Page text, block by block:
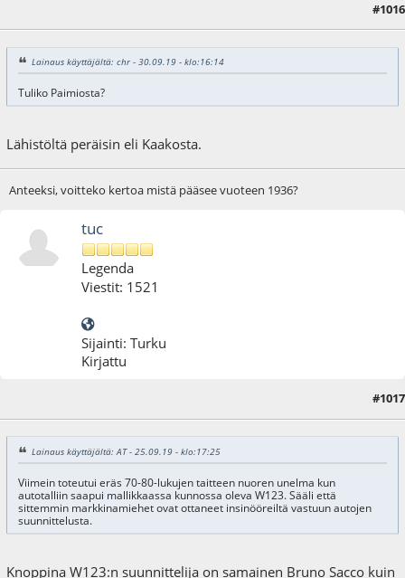
#1016
Lainaus käyttäjältä: chr - 30.09.19 - klo:16:14
Tuliko Paimiosta?
Lähistöltä peräisin eli Kaakosta.
Anteeksi, voitteko kertoa mistä pääsee vuoteen 1936?
tuc
Legenda
Viestit: 1521
Sijainti: Turku
Kirjattu
#1017
Lainaus käyttäjältä: AT - 25.09.19 - klo:17:25
Viimein toteutui eräs 70-80-lukujen taitteen nuoren unelma kun
autotalliin saapui mallikkaassa kunnossa oleva W123. Sääli että
sittemmin markkinamiehet ovat ottaneet insinööreiltä vastuun autojen
suunnittelusta.
Knoppina W123:n suunnittelija on samainen Bruno Sacco kuin